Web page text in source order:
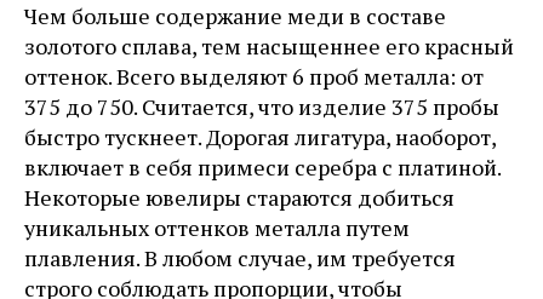
Чем больше содержание меди в составе
золотого сплава, тем насыщеннее его красный
оттенок. Всего выделяют 6 проб металла: от
375 до 750. Считается, что изделие 375 пробы
быстро тускнеет. Дорогая лигатура, наоборот,
включает в себя примеси серебра с платиной.
Некоторые ювелиры стараются добиться
уникальных оттенков металла путем
плавления. В любом случае, им требуется
строго соблюдать пропорции, чтобы